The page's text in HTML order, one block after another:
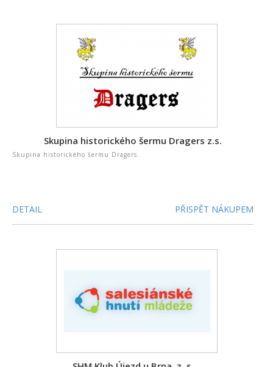
Skupina historického šermu Dragers z.s.
Skupina historického šermu Dragers.
DETAIL PŘISPĚT NÁKUPEM